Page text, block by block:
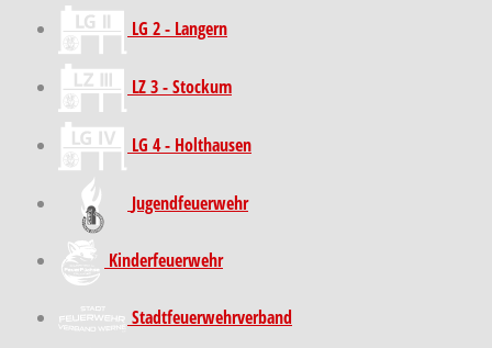
LG 2 - Langern
LZ 3 - Stockum
LG 4 - Holthausen
Jugendfeuerwehr
Kinder­feuer­wehr
Stadt­feuer­wehr­verband